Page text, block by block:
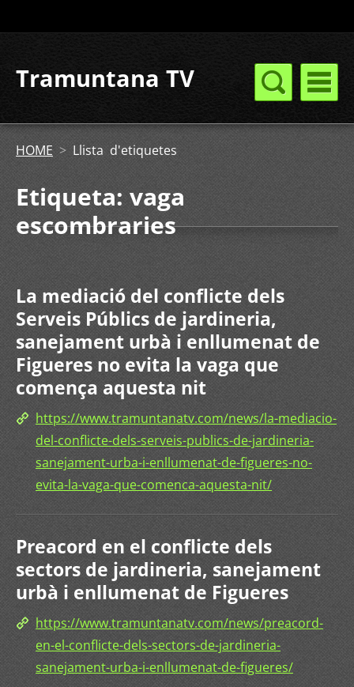
Tramuntana TV
HOME > Llista d'etiquetes
Etiqueta: vaga
escombraries
La mediació del conflicte dels
Serveis Públics de jardineria,
sanejament urbà i enllumenat de
Figueres no evita la vaga que
comença aquesta nit
https://www.tramuntanatv.com/news/la-mediacio-
del-conflicte-dels-serveis-publics-de-jardineria-
sanejament-urba-i-enllumenat-de-figueres-no-
evita-la-vaga-que-comenca-aquesta-nit/
Preacord en el conflicte dels
sectors de jardineria, sanejament
urbà i enllumenat de Figueres
https://www.tramuntanatv.com/news/preacord-
en-el-conflicte-dels-sectors-de-jardineria-
sanejament-urba-i-enllumenat-de-figueres/